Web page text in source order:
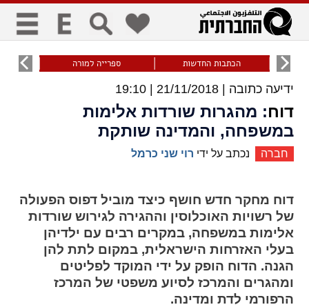
כללי
visibility_off
keyboard
זום
התרחק התקרב
גופנים
remove_circle_outline
Decrease font
add_circle_outline
הכתבות החדשות ספרייה למורה עוני
ידיעה כתובה |21/11/2018 | 19:10
דוח: מהגרות שורדות אלימות
במשפחה, והמדינה שותקת
חברה נכתב על ידי רוי שני כרמל
דוח מחקר חדש חושף כיצד מוביל דפוס הפעולה
של רשויות האוכלוסין וההגירה לגירוש שורדות
אלימות במשפחה, במקרים רבים עם ילדיהן
בעלי האזרחות הישראלית, במקום לתת להן
הגנה. הדוח הופק על ידי המוקד לפליטים
ומהגרים והמרכז לסיוע משפטי של המרכז
הרפורמי לדת ומדינה.